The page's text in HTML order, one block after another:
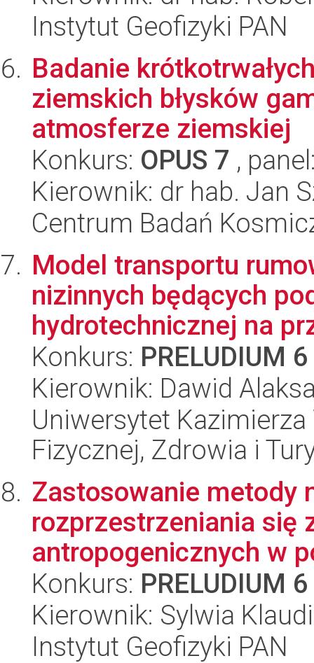
Instytut Geofizyki PAN
Badanie
ziemskich błysków
atmosferze ziemskiej
Konkurs: OPUS 7 ,
Kierownik: dr hab. Jan
Centrum Badań
Model transportu
nizinnych będących
hydrotechnicznej na
Konkurs: PRELUDIUM 6
Kierownik: Dawid
Uniwersytet Kazimierza
Fizycznej, Zdrowia i
Zastosowanie metody
rozprzestrzeniania się
antropogenicznych w
Konkurs: PRELUDIUM 6
Kierownik: Sylwia
Instytut Geofizyki PAN